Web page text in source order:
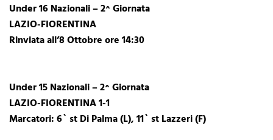
Under 16 Nazionali – 2^ Giornata
LAZIO-FIORENTINA
Rinviata all’8 Ottobre ore 14:30
Under 15 Nazionali – 2^ Giornata
LAZIO-FIORENTINA 1-1
Marcatori: 6` st Di Palma (L), 11` st Lazzeri (F)